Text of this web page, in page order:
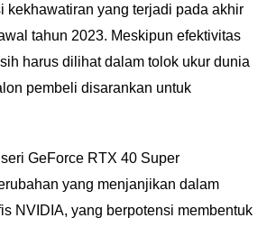
kekhawatiran yang terjadi pada akhir
tahun 2023. Meskipun efektivitas
harus dilihat dalam tolok ukur dunia
pembeli disarankan untuk
GeForce RTX 40 Super
yang menjanjikan dalam
NVIDIA, yang berpotensi membentuk